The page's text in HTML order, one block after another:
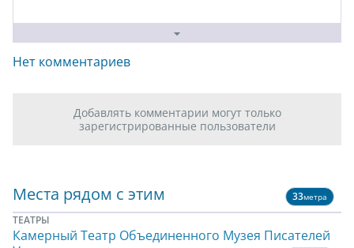
Нет комментариев
Добавлять комментарии могут только
зарегистрированные пользователи
Места рядом с этим 33метра
ТЕАТРЫ
Камерный Театр Объединенного Музея Писателей